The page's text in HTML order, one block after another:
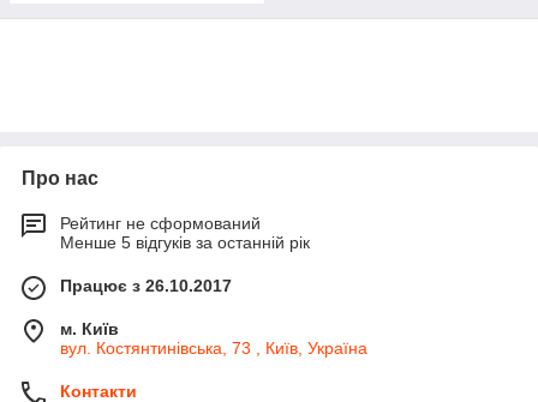
Про нас
Рейтинг не сформований
Менше 5 відгуків за останній рік
Працює з 26.10.2017
м. Київ
вул. Костянтинівська, 73 , Київ, Україна
Контакти